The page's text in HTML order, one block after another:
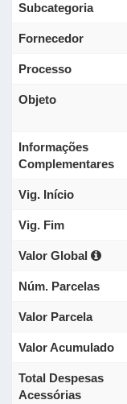
Subcategoria
Fornecedor
Processo
Objeto
Informações
Complementares
Vig. Início
Vig. Fim
Valor Global
Núm. Parcelas
Valor Parcela
Valor Acumulado
Total Despesas
Acessórias